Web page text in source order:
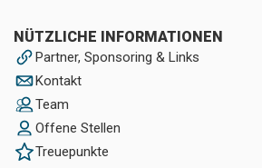
NÜTZLICHE INFORMATIONEN
Partner, Sponsoring & Links
Kontakt
Team
Offene Stellen
Treuepunkte